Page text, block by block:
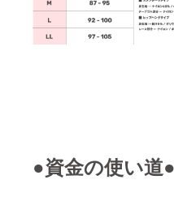
●資金の使い道●